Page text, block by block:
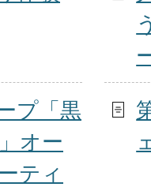
プ「黒
オー
ティ